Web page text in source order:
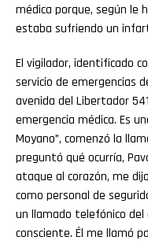
médica porque, según le
estaba sufriendo un
El vigilador, identificado
servicio de emergencias
avenida del Libertador
emergencia médica. Es
Moyano”, comenzó la
preguntó qué ocurría,
ataque al corazón, me
como personal de
un llamado telefónico del
consciente. Él me llamó